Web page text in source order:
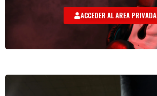
ACCEDER AL AREA PRIVADA